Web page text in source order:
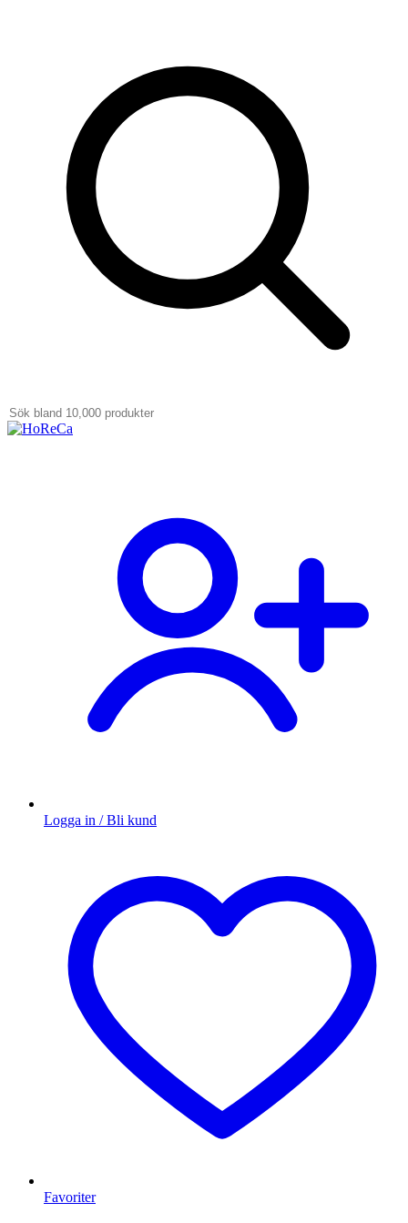
Logga in / Bli kund
Favoriter